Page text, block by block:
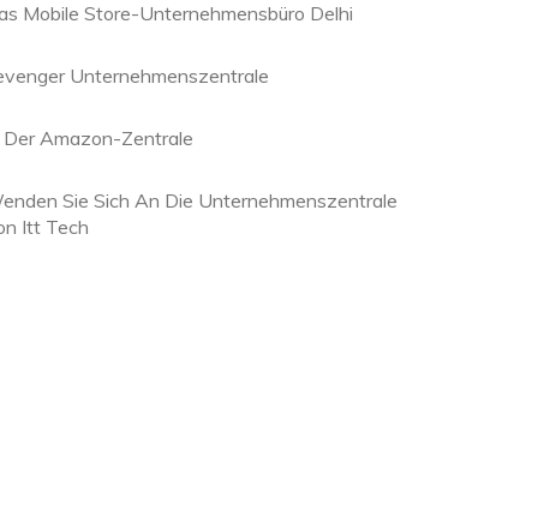
Mobile Store-Unternehmensbüro Delhi
Unternehmenszentrale
Der Amazon-Zentrale
Sie Sich An Die Unternehmenszentrale
Itt Tech